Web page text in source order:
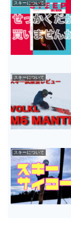
スキーについて
スキーについて
スキーについて